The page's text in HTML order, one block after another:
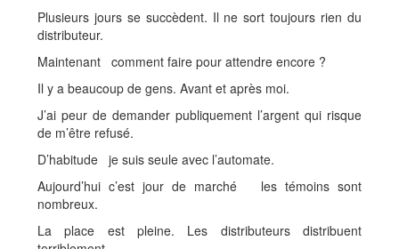
Plusieurs jours se succèdent. Il ne sort toujours rien du
distributeur.
Maintenant comment faire pour attendre encore ?
Il y a beaucoup de gens. Avant et après moi.
J’ai peur de demander publiquement l’argent qui risque
de m’être refusé.
D’habitude je suis seule avec l’automate.
Aujourd’hui c’est jour de marché les témoins sont
nombreux.
La place est pleine. Les distributeurs distribuent